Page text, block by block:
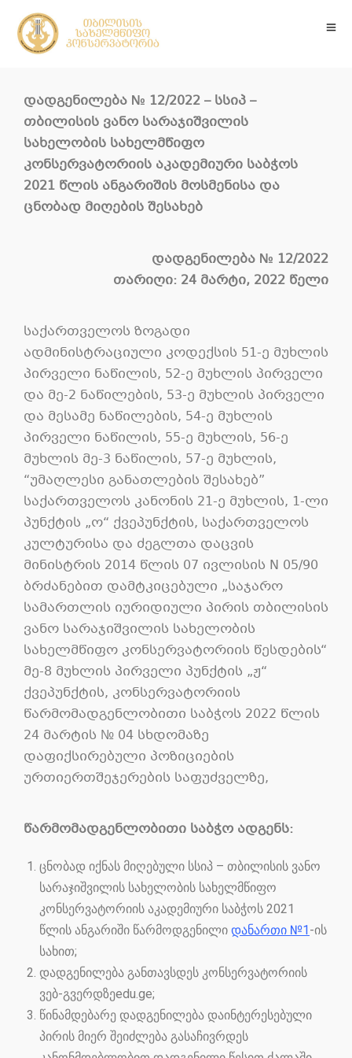
დადგენილება № 12/2022 – სსიპ –
თბილისის ვანო სარაჯიშვილის
სახელობის სახელმწიფო
კონსერვატორიის აკადემიური საბჭოს
2021 წლის ანგარიშის მოსმენისა და
ცნობად მიღების შესახებ
დადგენილება № 12/2022
თარიღი: 24 მარტი, 2022 წელი
საქართველოს ზოგადი
ადმინისტრაციული კოდექსის 51-ე მუხლის
პირველი ნაწილის, 52-ე მუხლის პირველი
და მე-2 ნაწილების, 53-ე მუხლის პირველი
და მესამე ნაწილების, 54-ე მუხლის
პირველი ნაწილის, 55-ე მუხლის, 56-ე
მუხლის მე-3 ნაწილის, 57-ე მუხლის,
“უმაღლესი განათლების შესახებ”
საქართველოს კანონის 21-ე მუხლის, 1-ლი
პუნქტის „ო“ ქვეპუნქტის, საქართველოს
კულტურისა და ძეგლთა დაცვის
მინისტრის 2014 წლის 07 ივლისის N 05/90
ბრძანებით დამტკიცებული „საჯარო
სამართლის იურიდიული პირის თბილისის
ვანო სარაჯიშვილის სახელობის
სახელმწიფო კონსერვატორიის წესდების“
მე-8 მუხლის პირველი პუნქტის „ჟ“
ქვეპუნქტის, კონსერვატორიის
წარმომადგენლობითი საბჭოს 2022 წლის
24 მარტის № 04 სხდომაზე
დაფიქსირებული პოზიციების
ურთიერთშეჯერების საფუძველზე,
წარმომადგენლობითი საბჭო ადგენს:
ცნობად იქნას მიღებული სსიპ – თბილისის ვანო
სარაჯიშვილის სახელობის სახელმწიფო
კონსერვატორიის აკადემიური საბჭოს 2021
წლის ანგარიში წარმოდგენილი დანართი №1-ის
სახით;
დადგენილება განთავსდეს კონსერვატორიის
ვებ-გვერდზეedu.ge;
წინამდებარე დადგენილება დაინტერესებული
პირის მიერ შეიძლება გასაჩივრდეს